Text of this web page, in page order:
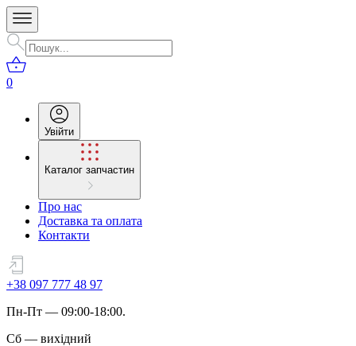
0
Увійти
Каталог запчастин
Про нас
Доставка та оплата
Контакти
+38 097 777 48 97
Пн-Пт — 09:00-18:00.
Сб — вихідний